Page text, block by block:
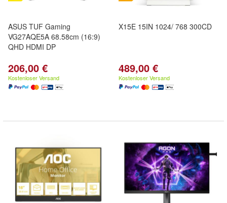
ASUS TUF Gaming
VG27AQE5A 68.58cm (16:9)
QHD HDMI DP
206,00 €
Kostenloser Versand
X15E 15IN 1024/ 768 300CD
489,00 €
Kostenloser Versand